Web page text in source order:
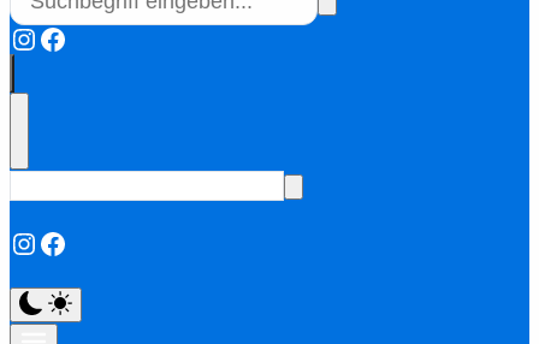
Instagram
Facebook
Instagram
Facebook